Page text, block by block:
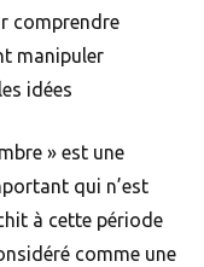
comprendre
manipuler
idées
» est une
qui n’est
à cette période
comme une